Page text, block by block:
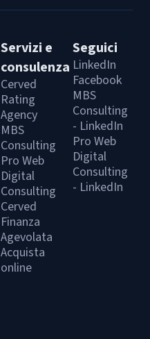
Servizi e
consulenza
Cerved
Rating
Agency
MBS
Consulting
Pro Web
Digital
Consulting
Cerved
Finanza
Agevolata
Acquista
online
Seguici
LinkedIn
Facebook
MBS
Consulting
- LinkedIn
Pro Web
Digital
Consulting
- LinkedIn